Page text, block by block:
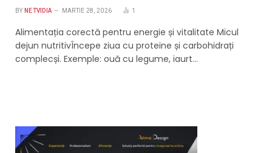
BY NETVIDIA MARTIE 28, 2026 1
Alimentația corectă pentru energie și vitalitate Micul
dejun nutritivÎncepe ziua cu proteine și carbohidrați
complecși. Exemple: ouă cu legume, iaurt…